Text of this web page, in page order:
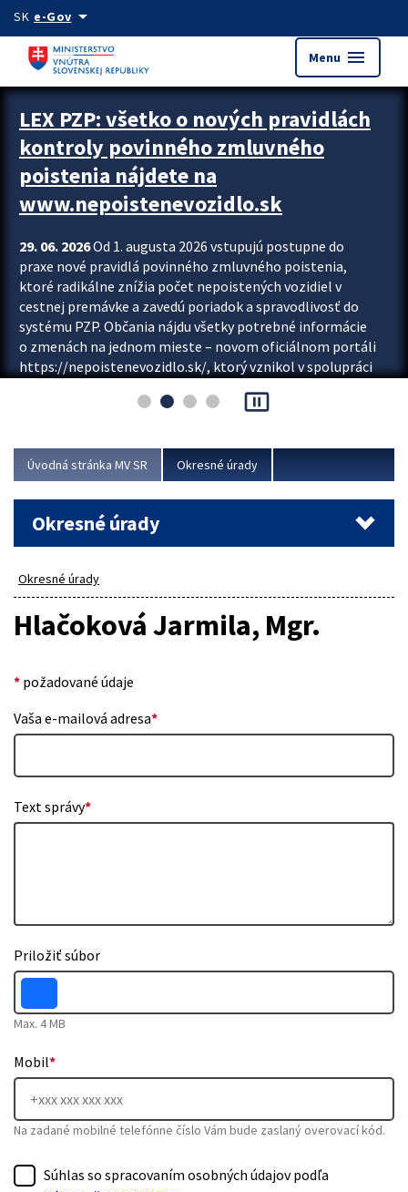
Preskocit na hlavný obsah
SK e-Govarrow_drop_down
Menu menu
Zastavit automatický posun upútavok
LEX PZP: všetko o nových pravidlách
kontroly povinného zmluvného
poistenia nájdete na
www.nepoistenevozidlo.sk
29. 06. 2026Od 1. augusta 2026 vstupujú postupne do
praxe nové pravidlá povinného zmluvného poistenia,
ktoré radikálne znížia počet nepoistených vozidiel v
cestnej premávke a zavedú poriadok a spravodlivosť do
systému PZP. Občania nájdu všetky potrebné informácie
o zmenách na jednom mieste – novom oficiálnom portáli
https://nepoistenevozidlo.sk/, ktorý vznikol v spolupráci
asociácie poisťovní (SLASPO) a Ministerstva vnútra SR.
Viac
pause_presentation
Úvodná stránka MV SR Okresné úrady
Okresné úrady
Okresné úrady
Hlačoková Jarmila, Mgr.
* požadované údaje
Vaša e-mailová adresa*
Text správy*
Priložiť súbor
Max. 4 MB
Mobil*
Na zadané mobilné telefónne číslo Vám bude zaslaný overovací kód.
Súhlas so spracovaním osobných údajov podľa